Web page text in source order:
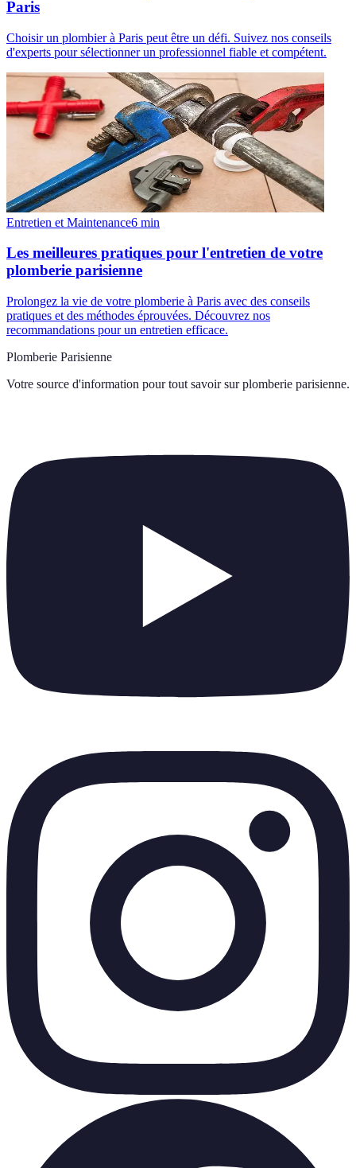
Paris
Choisir un plombier à Paris peut être un défi. Suivez nos conseils
d'experts pour sélectionner un professionnel fiable et compétent.
Entretien et Maintenance6 min
Les meilleures pratiques pour l'entretien de votre
plomberie parisienne
Prolongez la vie de votre plomberie à Paris avec des conseils
pratiques et des méthodes éprouvées. Découvrez nos
recommandations pour un entretien efficace.
Plomberie Parisienne
Votre source d'information pour tout savoir sur plomberie parisienne.